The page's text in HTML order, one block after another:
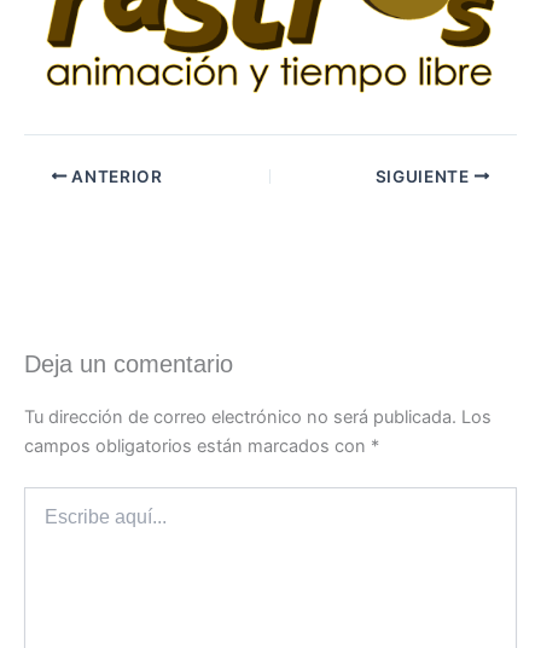
ANTERIOR SIGUIENTE
Deja un comentario
Tu dirección de correo electrónico no será publicada. Los
campos obligatorios están marcados con *
aquí...